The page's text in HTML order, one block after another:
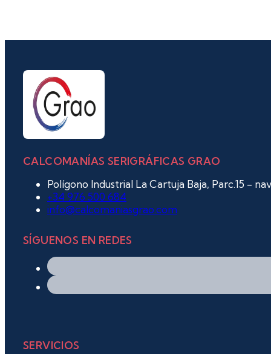
CALCOMANÍAS SERIGRÁFICAS GRAO
Polígono Industrial La Cartuja Baja, Parc.15 -
+34 976 500 684
info@calcomaniasgrao.com
SÍGUENOS EN REDES
SERVICIOS